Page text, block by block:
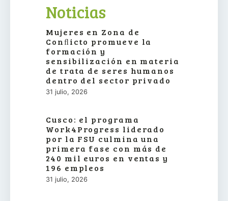
Noticias
Mujeres en Zona de
Conﬂicto promueve la
formación y
sensibilización en materia
de trata de seres humanos
dentro del sector privado
31 julio, 2026
Cusco: el programa
Work4Progress liderado
por la FSU culmina una
primera fase con más de
240 mil euros en ventas y
196 empleos
31 julio, 2026